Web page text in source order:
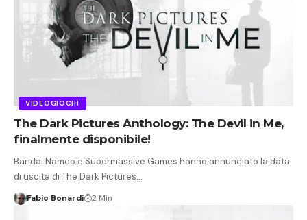
VIDEOGIOCHI
The Dark Pictures Anthology: The Devil in Me,
finalmente disponibile!
Bandai Namco e Supermassive Games hanno annunciato la data
di uscita di The Dark Pictures…
Fabio Bonardi 2 Min